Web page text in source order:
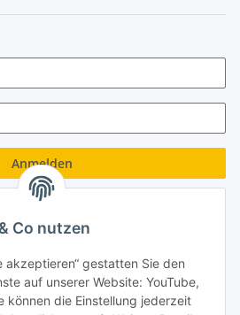
Anmelden
Co nutzen
akzeptieren“ gestatten Sie den
auf unserer Website: YouTube,
können die Einstellung jederzeit